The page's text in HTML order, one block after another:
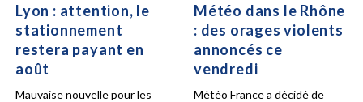
Lyon : attention, le
stationnement
restera payant en
août
Mauvaise nouvelle pour les
Météo dans le Rhône
: des orages violents
annoncés ce
vendredi
Météo France a décidé de